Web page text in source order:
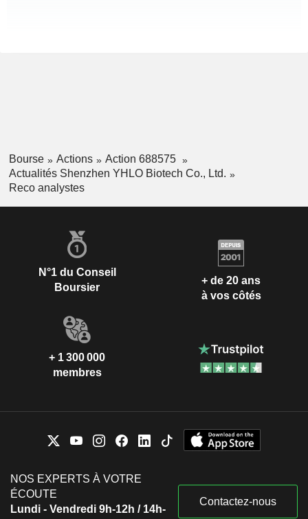
Bourse Actions
Action 688575
Actualités Shenzhen YHLO Biotech Co., Ltd.
Reco analystes
N°1 du Conseil
Boursier
+ de 20 ans
à vos côtés
+ 1 300 000
membres
NOS EXPERTS À VOTRE
ÉCOUTE
Lundi - Vendredi 9h-12h / 14h-
Contactez-nous